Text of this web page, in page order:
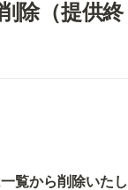
除（提供終
覧から削除いたし